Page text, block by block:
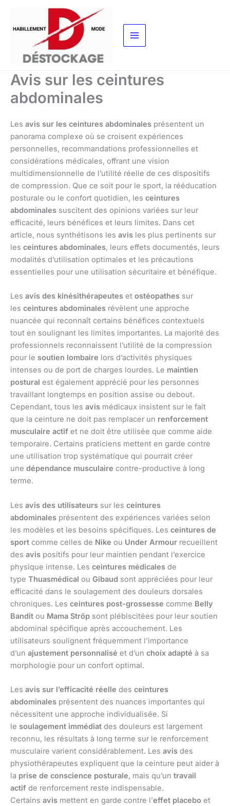
contenu
Avis sur les ceintures
abdominales
Les avis sur les ceintures abdominales présentent un
panorama complexe où se croisent expériences
personnelles, recommandations professionnelles et
considérations médicales, offrant une vision
multidimensionnelle de l’utilité réelle de ces dispositifs
de compression. Que ce soit pour le sport, la rééducation
posturale ou le confort quotidien, les ceintures
abdominales suscitent des opinions variées sur leur
efficacité, leurs bénéfices et leurs limites. Dans cet
article, nous synthétisons les avis les plus pertinents sur
les ceintures abdominales, leurs effets documentés, leurs
modalités d’utilisation optimales et les précautions
essentielles pour une utilisation sécuritaire et bénéfique.
Les avis des kinésithérapeutes et ostéopathes sur
les ceintures abdominales révèlent une approche
nuancée qui reconnaît certains bénéfices contextuels
tout en soulignant les limites importantes. La majorité des
professionnels reconnaissent l’utilité de la compression
pour le soutien lombaire lors d’activités physiques
intenses ou de port de charges lourdes. Le maintien
postural est également apprécié pour les personnes
travaillant longtemps en position assise ou debout.
Cependant, tous les avis médicaux insistent sur le fait
que la ceinture ne doit pas remplacer un renforcement
musculaire actif et ne doit être utilisée que comme aide
temporaire. Certains praticiens mettent en garde contre
une utilisation trop systématique qui pourrait créer
une dépendance musculaire contre-productive à long
terme.
Les avis des utilisateurs sur les ceintures
abdominales présentent des expériences variées selon
les modèles et les besoins spécifiques. Les ceintures de
sport comme celles de Nike ou Under Armour recueillent
des avis positifs pour leur maintien pendant l’exercice
physique intense. Les ceintures médicales de
type Thuasmédical ou Gibaud sont appréciées pour leur
efficacité dans le soulagement des douleurs dorsales
chroniques. Les ceintures post-grossesse comme Belly
Bandit ou Mama Ströp sont plébiscitées pour leur soutien
abdominal spécifique après accouchement. Les
utilisateurs soulignent fréquemment l’importance
d’un ajustement personnalisé et d’un choix adapté à sa
morphologie pour un confort optimal.
Les avis sur l’efficacité réelle des ceintures
abdominales présentent des nuances importantes qui
nécessitent une approche individualisée. Si
le soulagement immédiat des douleurs est largement
reconnu, les résultats à long terme sur le renforcement
musculaire varient considérablement. Les avis des
physiothérapeutes expliquent que la ceinture peut aider à
la prise de conscience posturale, mais qu’un travail
actif de renforcement reste indispensable.
Certains avis mettent en garde contre l’effet placebo et